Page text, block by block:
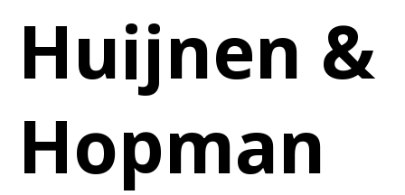
Huijnen &
Hopman